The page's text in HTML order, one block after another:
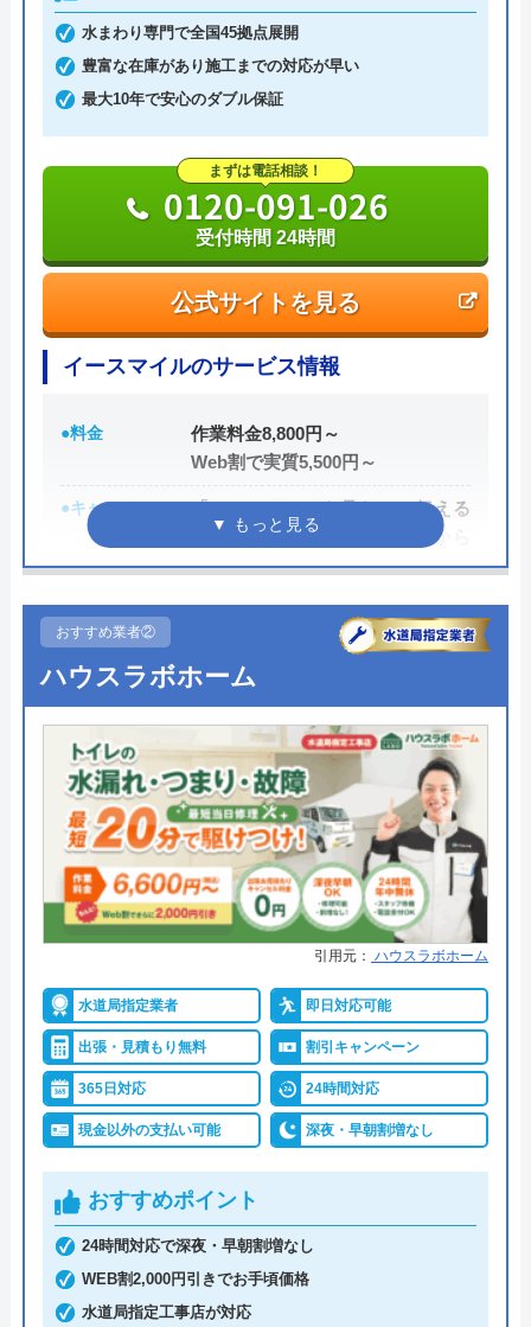
水まわり専門で全国45拠点展開
豊富な在庫があり施工までの対応が早い
最大10年で安心のダブル保証
公式サイトを見る
まずは電話相談！
0120-091-026
受付時間 24時間
イースマイルのサービス情報
●料金
作業料金8,800円～
Web割で実質5,500円～
●キャンペーン
「ホームページを見た」と伝える
だけで、WEB割で作業料金から
3,000円割引！
●駆けつけ時間 最短20分
●定休日 年中無休
●出張見積もり 出張・見積もり無料
●支払い方法
現金、銀行振込、モバイル、後払
い決済、クレジットカード
●累計実績
年間25万件、累計500万件の修理交
換実績
●保証・保険
工事保証12年・商品保証10年(最
詳細は公式HPでご確認ください
イースマイルがおすすめの理由
イースマイルは対応する自治体で適切な工事ができ
ると認められている水道局指定業者です。
土日祝日・深夜早朝含む24時間365日、いつ相談し
ても割増料金がかからず、作業が始まるまでは一切
費用がかからないかなり信頼できる業者です。
おすすめ業者②
ハウスラボホーム
引用元： ハウスラボホーム
水道局指定業者 即日対応可能
出張・見積もり無料 割引キャンペーン
365日対応 24時間対応
現金以外の支払い可能 深夜・早朝割増なし
おすすめポイント
24時間対応で深夜・早朝割増なし
WEB割2,000円引きでお手頃価格
水道局指定工事店が対応